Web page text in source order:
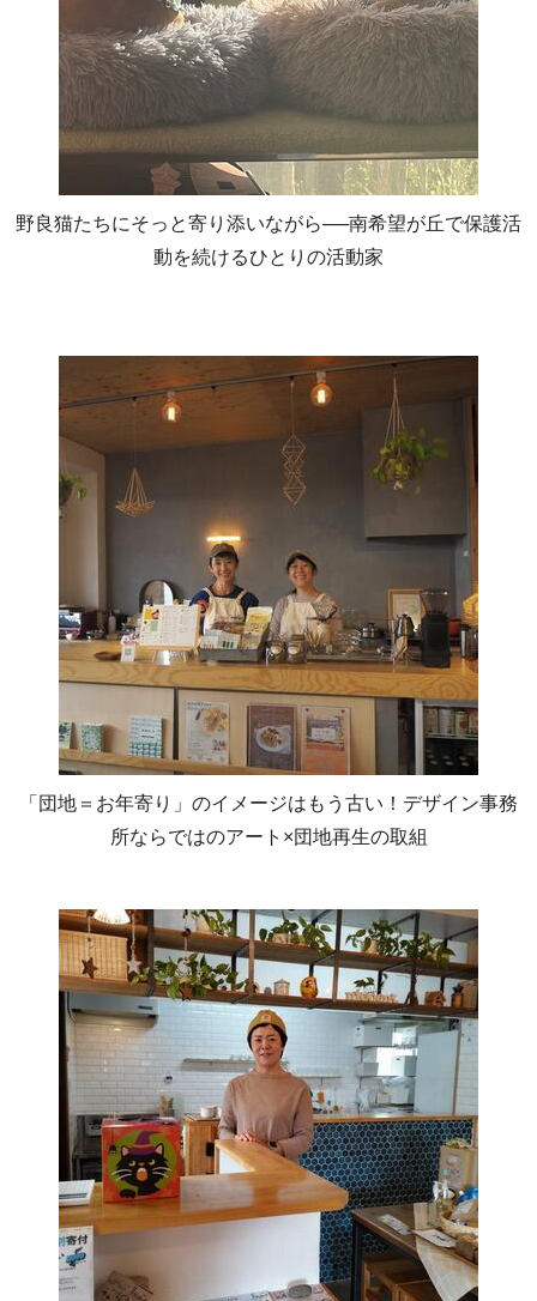
野良猫たちにそっと寄り添いながら──南希望が丘で保護活
動を続けるひとりの活動家
「団地＝お年寄り」のイメージはもう古い！デザイン事務
所ならではのアート×団地再生の取組